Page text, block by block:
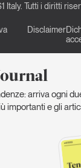
arriva ogni
importanti e gli
Italy. Tutti i diritti
Disclaimer